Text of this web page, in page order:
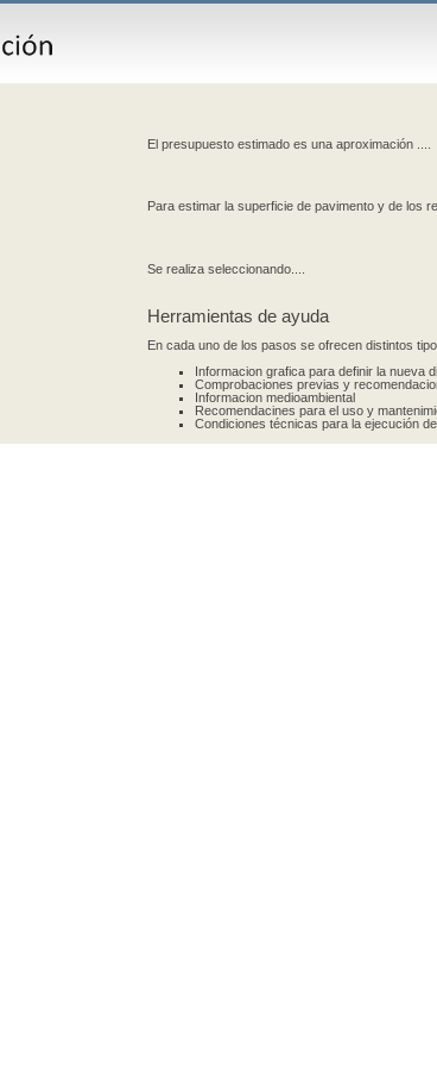
El presupuesto estimado es una aproximación ....
Para estimar la superficie de pavimento y de los
Se realiza seleccionando....
Herramientas de ayuda
En cada uno de los pasos se ofrecen distintos
Informacion grafica para definir la nueva
Comprobaciones previas y
Informacion medioambiental
Recomendacines para el uso y
Condiciones técnicas para la ejecución